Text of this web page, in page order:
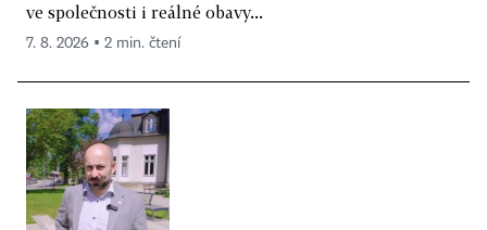
ve společnosti i reálné obavy...
7. 8. 2026 ▪ 2 min. čtení